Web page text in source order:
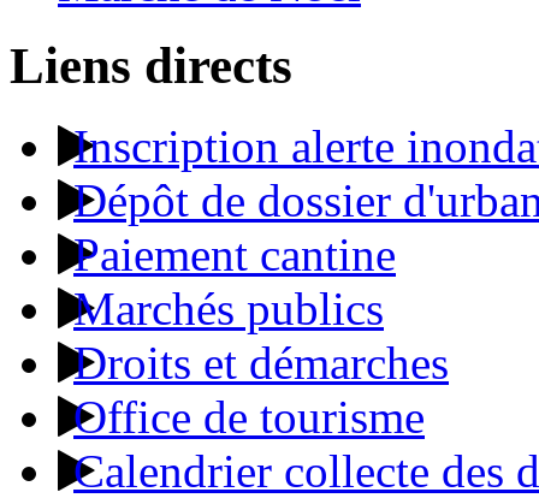
Liens directs
Inscription alerte
Dépôt de dossier
Paiement cantine
Marchés publics
Droits et démarches
Office de tourisme
Calendrier collecte des